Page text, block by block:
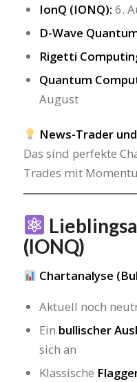
IonQ (IONQ): 6.
D-Wave
Rigetti
Quantum
August
News-Trader
Das sind perfekte
Trades mit
(IONQ)
Chartanalyse
Aktuell noch
Ein bullischer
sich an
Klassische